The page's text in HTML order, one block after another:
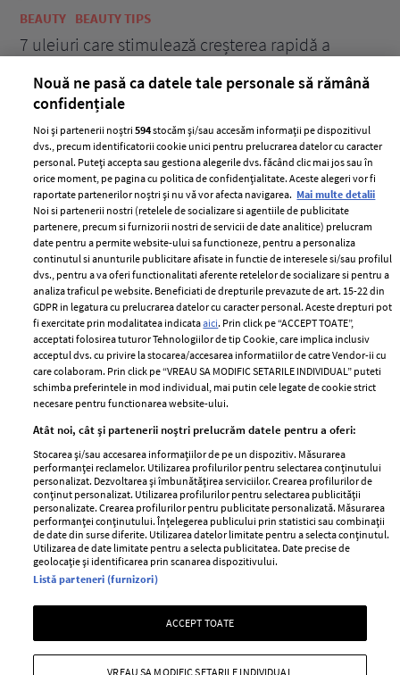
BEAUTY BEAUTY TIPS
7 uleiuri care stimulează creșterea rapidă a
ELLE Style Awards
2024
Despre ELLE
Romania
Contact
Abonamente
Termeni si conditii
Politica de
confidențialitate
Politica de cookies
Publicitate
GSP
Unica
Baby
Retete
femei
Viva
Avantaje
Retete practice
Pariază responsabil! Decizia ONJN nr. 821/25.09.2025.
Jocurile de noroc sunt interzise minorilor.
Copyright © 2026 Ringier Romania SRL
Nouă ne pasă ca datele tale personale să rămână
confidențiale
Noi și partenerii noștri594stocăm și/sau accesăm informații pe dispozitivul
dvs., precum identificatorii cookie unici pentru prelucrarea datelor cu caracter
personal. Puteți accepta sau gestiona alegerile dvs. făcând clic mai jos sau în
orice moment, pe pagina cu politica de confidențialitate. Aceste alegeri vor fi
raportate partenerilor noștri și nu vă vor afecta navigarea. Mai multe detalii
Noi si partenerii nostri (retelele de socializare si agentiile de publicitate
partenere, precum si furnizorii nostri de servicii de date analitice) prelucram
date pentru a permite website-ului sa functioneze, pentru a personaliza
continutul si anunturile publicitare afisate in functie de interesele si/sau profilul
dvs., pentru a va oferi functionalitati aferente retelelor de socializare si pentru a
analiza traficul pe website. Beneficiati de drepturile prevazute de art. 15-22 din
GDPR in legatura cu prelucrarea datelor cu caracter personal. Aceste drepturi pot
fi exercitate prin modalitatea indicataaici. Prin click pe “ACCEPT TOATE”,
acceptati folosirea tuturor Tehnologiilor de tip Cookie, care implica inclusiv
acceptul dvs. cu privire la stocarea/accesarea informatiilor de catre Vendor-ii cu
care colaboram. Prin click pe “VREAU SA MODIFIC SETARILE INDIVIDUAL” puteti
schimba preferintele in mod individual, mai putin cele legate de cookie strict
necesare pentru functionarea website-ului.
Atât noi, cât și partenerii noștri prelucrăm datele pentru a oferi:
Stocarea și/sau accesarea informațiilor de pe un dispozitiv. Măsurarea
performanței reclamelor. Utilizarea profilurilor pentru selectarea conținutului
personalizat. Dezvoltarea și îmbunătățirea serviciilor. Crearea profilurilor de
conținut personalizat. Utilizarea profilurilor pentru selectarea publicității
personalizate. Crearea profilurilor pentru publicitate personalizată. Măsurarea
performanței conținutului. Înțelegerea publicului prin statistici sau combinații
de date din surse diferite. Utilizarea datelor limitate pentru a selecta conținutul.
Utilizarea de date limitate pentru a selecta publicitatea. Date precise de
geolocație și identificarea prin scanarea dispozitivului.
Listă parteneri (furnizori)
ACCEPT TOATE
VREAU SA MODIFIC SETARILE INDIVIDUAL